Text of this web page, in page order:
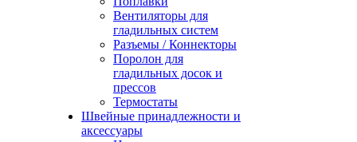
Вентиляторы для
гладильных систем
Разъемы / Коннекторы
Поролон для
гладильных досок и
прессов
Термостаты
Швейные принадлежности и
аксессуары